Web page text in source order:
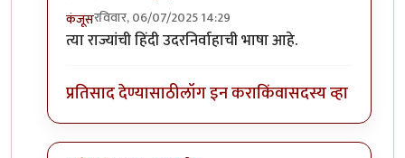
कंजूसरविवार, 06/07/2025 14:29
In reply toसहमत पण...byकर्नलतपस्वी
त्या राज्यांची हिंदी उदरनिर्वाहाची भाषा आहे.
प्रतिसाद देण्यासाठीलॉग इन कराकिंवासदस्य व्हा